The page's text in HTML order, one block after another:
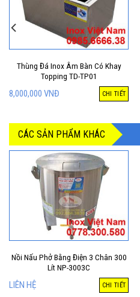
Thùng Đá Inox Âm Bàn Có Khay
Topping TD-TP01
8,000,000 VNĐ CHI TIẾT
CÁC SẢN PHẨM KHÁC
Nồi Nấu Phở Bằng Điện 3 Chân 300
Lít NP-3003C
LIÊN HỆ CHI TIẾT